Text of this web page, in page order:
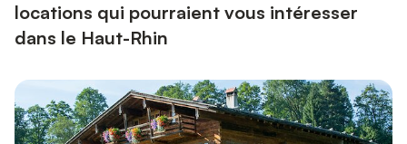
locations qui pourraient vous intéresser
dans le Haut-Rhin